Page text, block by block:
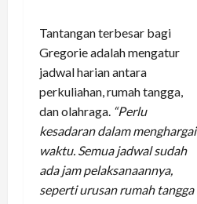
Tantangan terbesar bagi
Gregorie adalah mengatur
jadwal harian antara
perkuliahan, rumah tangga,
dan olahraga. “Perlu
kesadaran dalam menghargai
waktu. Semua jadwal sudah
ada jam pelaksanaannya,
seperti urusan rumah tangga